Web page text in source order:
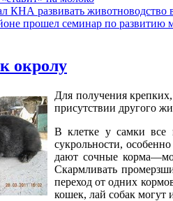
КНА развивать животноводство
прошел семинар по развитию
окролу
Для получения
присутствии другого
В клетке у самки все
сукрольности,
дают сочные
Скармливать
переход от одних
кошек, лай собак могут